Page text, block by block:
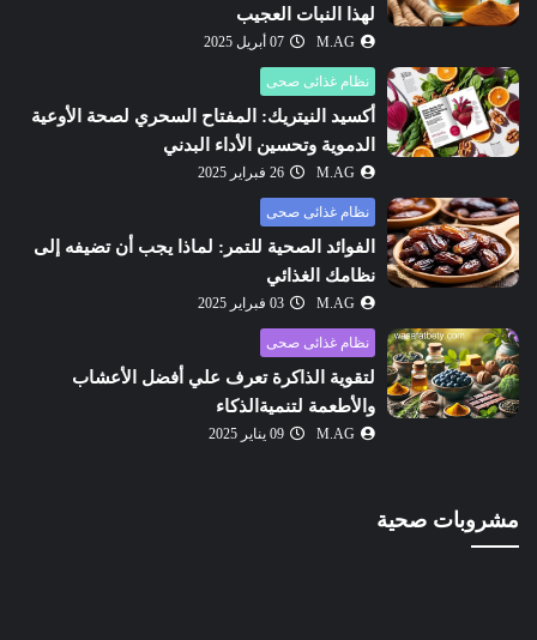
لهذا النبات العجيب
M.AG 07 أبريل 2025
نظام غذائى صحى
أكسيد النيتريك: المفتاح السحري لصحة الأوعية
الدموية وتحسين الأداء البدني
M.AG 26 فبراير 2025
نظام غذائى صحى
الفوائد الصحية للتمر: لماذا يجب أن تضيفه إلى
نظامك الغذائي
M.AG 03 فبراير 2025
نظام غذائى صحى
لتقوية الذاكرة تعرف علي أفضل الأعشاب
والأطعمة لتنميةالذكاء
M.AG 09 يناير 2025
مشروبات صحية